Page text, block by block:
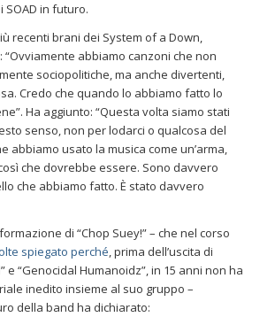
SOAD in futuro.
recenti brani dei System of a Down,
“Ovviamente abbiamo canzoni che non
sociopolitiche, ma anche divertenti,
Credo che quando lo abbiamo fatto lo
Ha aggiunto: “Questa volta siamo stati
senso, non per lodarci o qualcosa del
abbiamo usato la musica come un’arma,
che dovrebbe essere. Sono davvero
che abbiamo fatto. È stato davvero
di “Chop Suey!” – che nel corso
spiegato perché, prima dell’uscita di
e “Genocidal Humanoidz”, in 15 anni non ha
inedito insieme al suo gruppo –
della band ha dichiarato: